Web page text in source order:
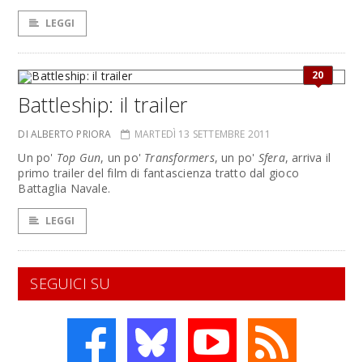
LEGGI
20
Battleship: il trailer
DI ALBERTO PRIORA MARTEDÌ 13 SETTEMBRE 2011
Un po' Top Gun, un po' Transformers, un po' Sfera, arriva il
primo trailer del film di fantascienza tratto dal gioco
Battaglia Navale.
LEGGI
SEGUICI SU